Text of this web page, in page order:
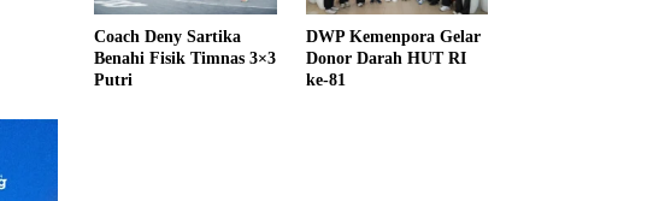
Coach Deny Sartika
Benahi Fisik Timnas 3×3
Putri
DWP Kemenpora Gelar
Donor Darah HUT RI
ke-81